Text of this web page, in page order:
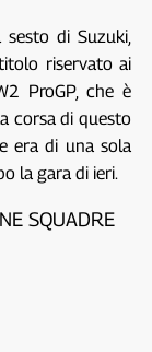
di Suzuki,
riservato ai
ProGP, che è
corsa di questo
era di una sola
la gara di ieri.
SQUADRE